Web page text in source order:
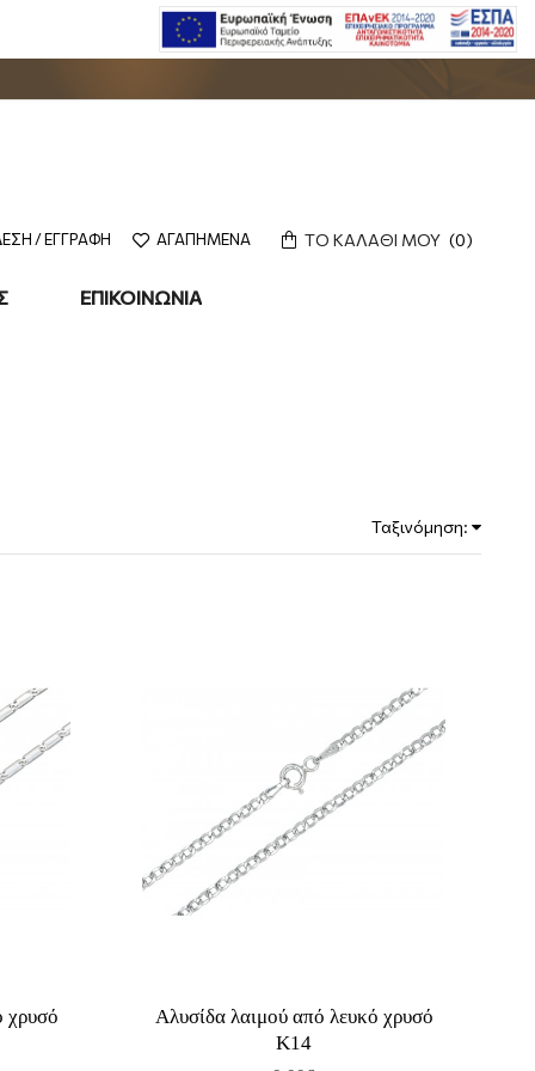
/ ΕΓΓΡΑΦΗ ΑΓΑΠΗΜΕΝΑ ΤΟ ΚΑΛΑΘΙ ΜΟΥ 0
ΕΠΙΚΟΙΝΩΝΙΑ
Ταξινόμηση:
χρυσό
Αλυσίδα λαιμού από λευκό χρυσό
Κ14